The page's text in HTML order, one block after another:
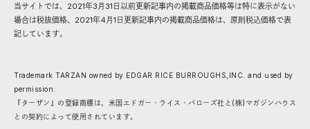
当サイトでは、2021年3月31日以前更新記事内の掲載商品価格等は特に表示がない
場合は税抜価格、2021年4月1日更新記事内の掲載商品価格は、原則税込価格で表
記しています。
Trademark TARZAN owned by EDGAR RICE BURROUGHS,INC. and used by
permission.
『ターザン』の登録商標は、米国エドガー・ライス・バローズ社と(株)マガジンハウス
との契約によって使用されています。